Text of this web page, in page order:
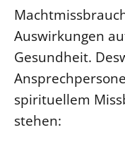
Auswirkungen
Gesundheit.
spirituellem
stehen: